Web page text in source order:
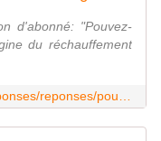
d'abonné: "Pouvez-
du réchauffement